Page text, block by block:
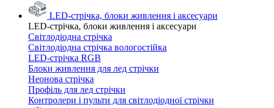
LED-стрічка, блоки живлення і аксесуари
LED-стрічка, блоки живлення і аксесуари
Світлодіодна стрічка
Світлодіодна стрічка вологостійка
LED-стрічка RGB
Блоки живлення для лед стрічки
Неонова стрічка
Профіль для лед стрічки
Контролери і пульти для світлодіодної стрічки